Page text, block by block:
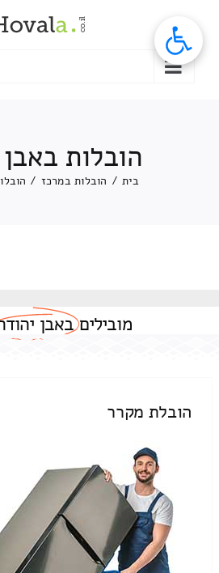
הובלות
בית / הובלות במרכז /
מוביליםבאבן
הובלת מקרר